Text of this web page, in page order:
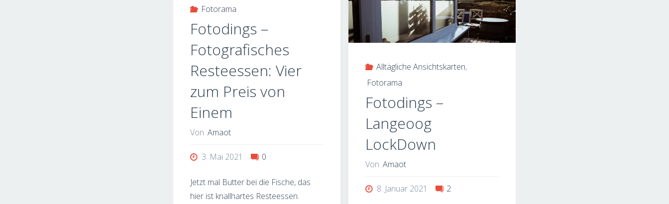
oder
Hundeschlittenfahrt:
Alter
Fotorama
Fotodings –
Fotografisches
Resteessen: Vier
zum Preis von
Einem
Von Amaot
3. Mai 2021 0
Jetzt mal Butter bei die Fische, das
hier ist knallhartes Resteessen.
Alltägliche Ansichtskarten,
Fotorama
Fotodings –
Langeoog
LockDown
Von Amaot
8. Januar 2021 2